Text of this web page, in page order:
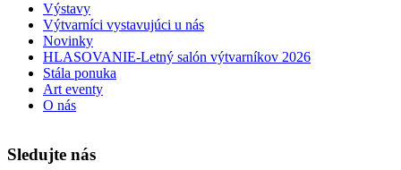
Výstavy
Výtvarníci vystavujúci u nás
Novinky
HLASOVANIE-Letný salón výtvarníkov 2026
Stála ponuka
Art eventy
O nás
Sledujte nás